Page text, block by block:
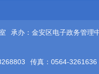
承办：金安区电子政务管理
传真：0564-3261636